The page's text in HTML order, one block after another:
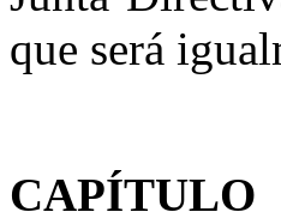
que será